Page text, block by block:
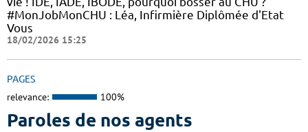
#MonJobMonCHU : Léa, Infirmière Diplômée d'Etat
Vous
18/02/2026 15:25
PAGES
relevance: 100%
Paroles de nos agents